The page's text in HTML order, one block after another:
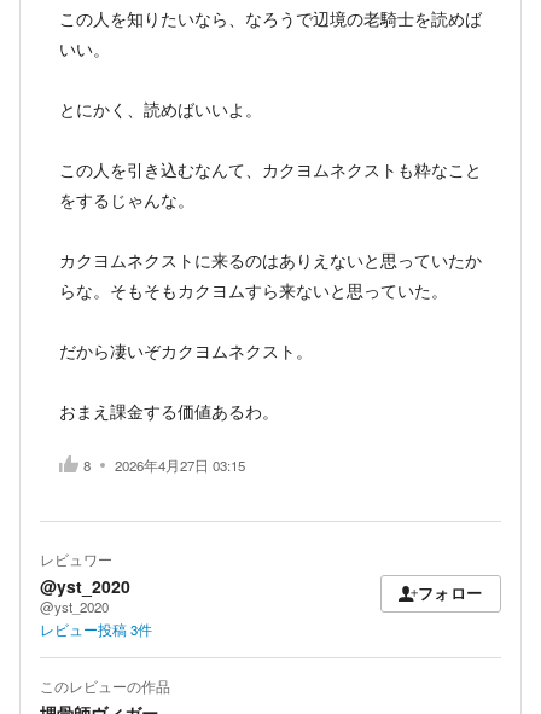
この人を知りたいなら、なろうで辺境の老騎士を読めば
いい。
とにかく、読めばいいよ。
この人を引き込むなんて、カクヨムネクストも粋なこと
をするじゃんな。
カクヨムネクストに来るのはありえないと思っていたか
らな。そもそもカクヨムすら来ないと思っていた。
だから凄いぞカクヨムネクスト。
おまえ課金する価値あるわ。
8 2026年4月27日 03:15
レビュワー
@yst_2020
@yst_2020
フォロー
レビュー投稿3件
このレビューの作品